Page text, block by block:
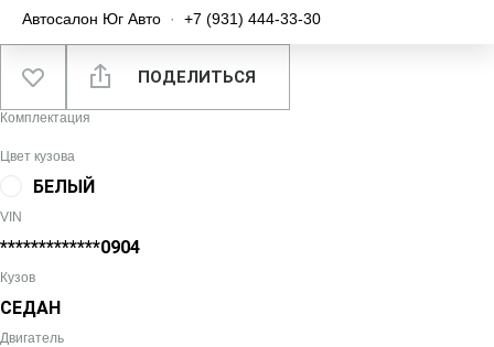
Автосалон Юг Авто · +7 (931) 444-33-30
ПОДЕЛИТЬСЯ
Комплектация
Цвет кузова
БЕЛЫЙ
VIN
*************0904
Кузов
СЕДАН
Двигатель